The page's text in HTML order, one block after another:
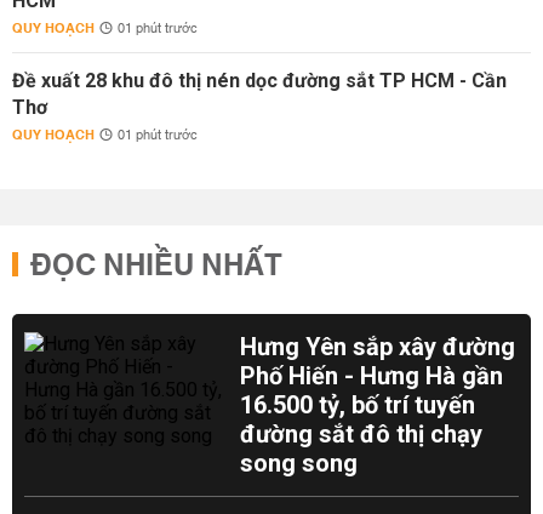
QUY HOẠCH 01 phút trước
Đề xuất 28 khu đô thị nén dọc đường sắt TP HCM - Cần
Thơ
QUY HOẠCH 01 phút trước
ĐỌC NHIỀU NHẤT
Hưng Yên sắp xây đường
Phố Hiến - Hưng Hà gần
16.500 tỷ, bố trí tuyến
đường sắt đô thị chạy
song song